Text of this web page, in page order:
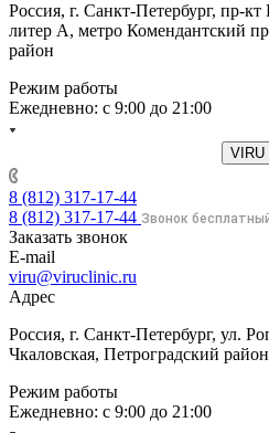
Россия, г. Санкт-Петербург, пр-
литер А, метро Комендантский
район
Режим работы
Ежедневно: с 9:00 до 21:00
VIRU
8 (812) 317-17-44
8 (812) 317-17-44 Звонок
Заказать звонок
E-mail
viru@viruclinic.ru
Адрес
Россия, г. Санкт-Петербург, ул.
Чкаловская, Петроградский район
Режим работы
Ежедневно: с 9:00 до 21:00